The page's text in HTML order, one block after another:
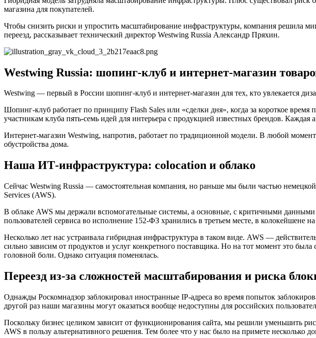
магазина для покупателей.
Чтобы снизить риски и упростить масштабирование инфраструктуры, компания решила
переезд, рассказывает технический директор Westwing Russia Александр Пряхин.
Westwing Russia: шопинг-клуб и интернет-магазин
Westwing — первый в России шопинг-клуб и интернет-магазин для тех, кто увлекается
Шопинг-клуб работает по принципу Flash Sales или «сделки дня», когда за короткое
участникам клуба пять-семь идей для интерьера с продукцией известных брендов.
Интернет-магазин Westwing, напротив, работает по традиционной модели. В любой
обустройства дома.
Наша ИТ-инфраструктура: colocation и облако
Сейчас Westwing Russia — самостоятельная компания, но раньше мы были частью
Services (AWS).
В облаке AWS мы держали вспомогательные системы, а основные, с критичными
пользователей сервиса во исполнение 152-ФЗ хранились в третьем месте, в колокейшене
Несколько лет нас устраивала гибридная инфраструктура в таком виде. AWS —
сильно зависим от продуктов и услуг конкретного поставщика. Но на тот момент это
головной боли. Однако ситуация поменялась.
Переезд из-за сложностей масштабирования и риска
Однажды Роскомнадзор заблокировал иностранные IP-адреса во время попыток
другой раз наши магазины могут оказаться вообще недоступны для российских
Поскольку бизнес целиком зависит от функционирования сайта, мы решили уменьшить
AWS в пользу альтернативного решения. Тем более что у нас было на примете несколько